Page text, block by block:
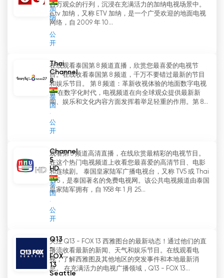
加
纳
公
开
百万观众的行列，沉浸在充满活力的加纳电视场景中。
e.tv 加纳，又称 ETV 加纳，是一个广受欢迎的地面电视
网络，自 2009 年 10...
Thai
Channel
8
泰
国
公
开
在线观看泰国第 8 频道直播，欣赏您最喜爱的电视节
目。在线收看泰国第 8 频道，千万不要错过最新的节目
和娱乐节目。 第 8 频道：革新收视体验的地面数字电视
台 在数字化时代，电视频道在向全球观众提供最新新
闻、娱乐和文化内容方面发挥着举足轻重的作用。第 8...
Channel
5
HD
泰
国
公
开
观看第 5 频道高清直播，在线欣赏最精彩的电视节目。
在这个热门电视频道上收看您最喜爱的高清节目、电影
和连续剧。 泰国皇家陆军广播电视台，又称 TV5 或 Thai
TV5，是泰国著名的免费电视网。该公共电视频道由泰国
皇家陆军拥有，自 1958 年 1 月 25...
Q13
-
FOX
13
Seattle
关注 Q13 - FOX 13 西雅图台的最新动态！通过他们的直
播流收看最新的新闻、天气和娱乐节目。在线观看电
视，了解西雅图及其他地区的突发事件和本地最新消
息。 在充满活力的电视广播领域，Q13 - FOX 13...